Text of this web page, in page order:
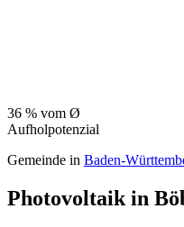
36 % vom Ø
Aufholpotenzial
Gemeinde in Baden-
Photovoltaik in